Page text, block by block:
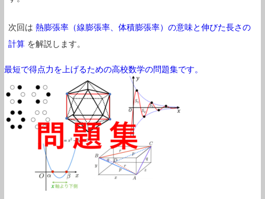
次回は 熱膨張率（線膨張率、体積膨張率）の意味と伸びた長さの
計算 を解説します。
最短で得点力を上げるための高校数学の問題集です。